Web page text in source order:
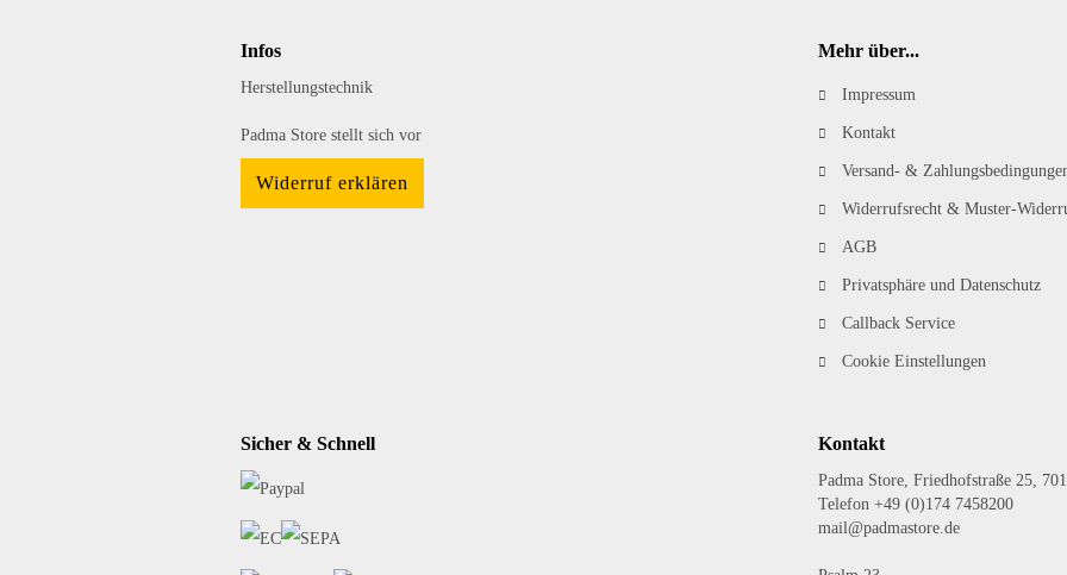
Infos
Herstellungstechnik
Padma Store stellt sich vor
Widerruf erklären
Mehr über...
Impressum
Kontakt
Versand- &
Widerrufsrecht & Muster-
AGB
Privatsphäre und Datenschutz
Callback Service
Cookie Einstellungen
Sicher & Schnell Kontakt
Padma Store, Friedhofstraße 25,
Telefon +49 (0)174 7458200
mail@padmastore.de